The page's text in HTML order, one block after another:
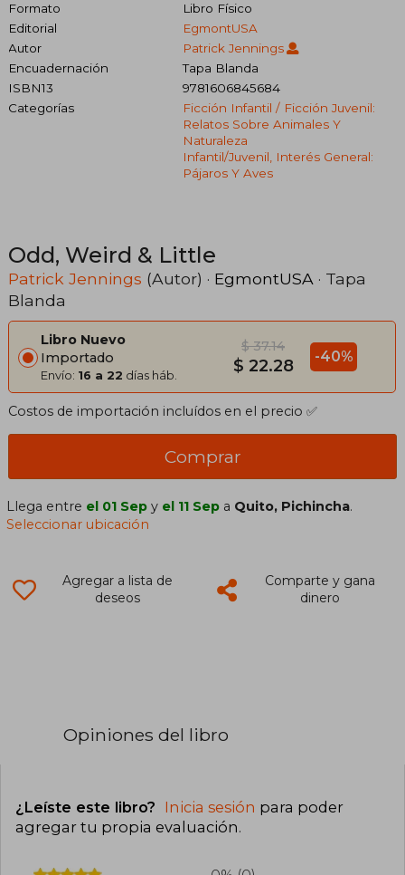
Formato
Libro Físico
Editorial
EgmontUSA
Autor
Patrick Jennings
Encuadernación
Tapa Blanda
ISBN13
9781606845684
Categorías
Ficción Infantil / Ficción Juvenil:
Relatos Sobre Animales Y
Naturaleza
Infantil/juvenil, Interés General:
Pájaros Y Aves
Odd, Weird & Little
Patrick Jennings (Autor) · EgmontUSA · Tapa
Blanda
Libro Nuevo
Importado
Envío: 16 a 22 días háb.
$ 37.14
$ 22.28 -40%
Costos de importación incluídos en el precio ✅
Comprar
Llega entre el 01 Sep y el 11 Sep a Quito, Pichincha.
Seleccionar ubicación
Agregar a lista de
deseos
Comparte y gana
dinero
Opiniones del libro
¿Leíste este libro? Inicia sesión para poder
agregar tu propia evaluación.